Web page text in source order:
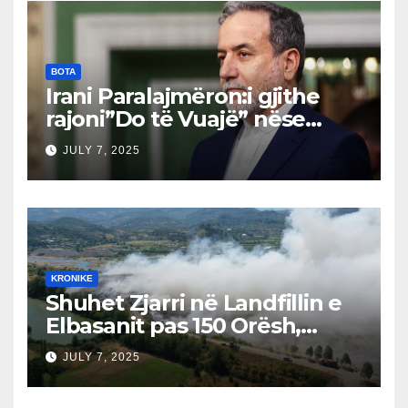
BOTA
Irani Paralajmëron:i gjithe
rajoni”Do të Vuajë” nëse
Izraeli Nuk Mbahet
Përgjegjës
JULY 7, 2025
KRONIKE
Shuhet Zjarri në Landfillin e
Elbasanit pas 150 Orësh,
Fillon Vlerësimi i Dëmeve
JULY 7, 2025